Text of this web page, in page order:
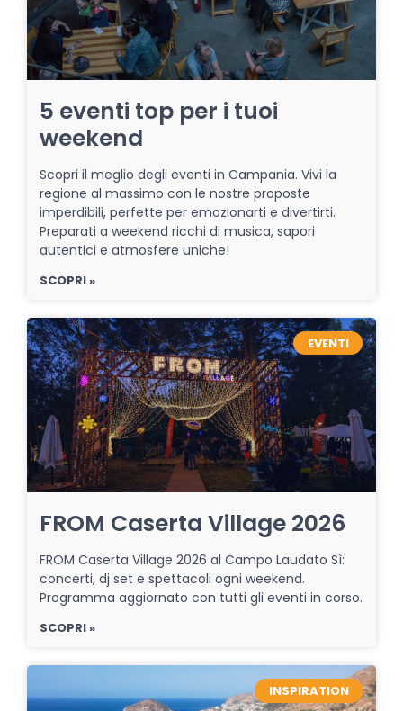
5 eventi top per i tuoi
weekend
Scopri il meglio degli eventi in Campania. Vivi la
regione al massimo con le nostre proposte
imperdibili, perfette per emozionarti e divertirti.
Preparati a weekend ricchi di musica, sapori
autentici e atmosfere uniche!
SCOPRI »
EVENTI
FROM Caserta Village 2026
FROM Caserta Village 2026 al Campo Laudato Sì:
concerti, dj set e spettacoli ogni weekend.
Programma aggiornato con tutti gli eventi in corso.
SCOPRI »
INSPIRATION